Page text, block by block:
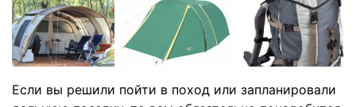
Если вы решили пойти в поход или запланировали